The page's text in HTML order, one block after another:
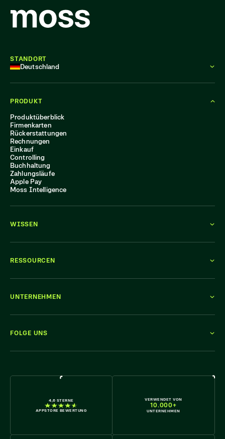
4,6 STERNE
APPSTORE BEWERTUNG
VERWENDET VON
10.000+
UNTERNEHMEN
PRODUKT
Produktüberblick
Firmenkarten
Rückerstattungen
Rechnungen
Einkauf
Controlling
Buchhaltung
Zahlungsläufe
Apple Pay
Moss Intelligence
WISSEN
RESSOURCEN
UNTERNEHMEN
FOLGE UNS
STANDORT
Deutschland